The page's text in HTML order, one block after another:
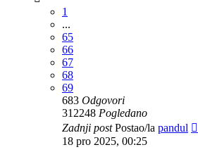
1
...
65
66
67
68
69
683 Odgovori
312248 Pogledano
Zadnji postPostao/la pandul
18 pro 2025, 00:25